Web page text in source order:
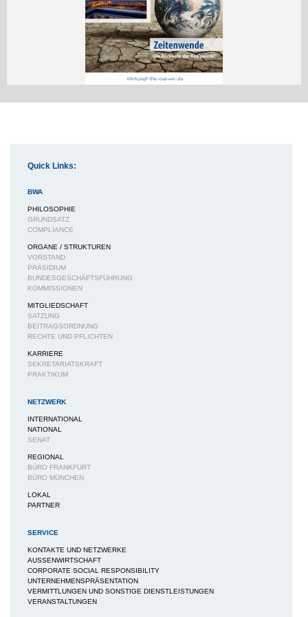
Quick Links:
BWA
PHILOSOPHIE
GRUNDSATZ
COMPLIANCE
ORGANE / STRUKTUREN
VORSTAND
PRÄSIDIUM
BUNDESGESCHÄFTSFÜHRUNG
KOMMISSIONEN
MITGLIEDSCHAFT
SATZUNG
BEITRAGSORDNUNG
RECHTE UND PFLICHTEN
KARRIERE
SEKRETARIATSKRAFT
PRAKTIKUM
NETZWERK
INTERNATIONAL
NATIONAL
SENAT
REGIONAL
BÜRO FRANKFURT
BÜRO MÜNCHEN
LOKAL
PARTNER
SERVICE
KONTAKTE UND NETZWERKE
AUSSENWIRTSCHAFT
CORPORATE SOCIAL RESPONSIBILITY
UNTERNEHMENSPRÄSENTATION
VERMITTLUNGEN UND SONSTIGE DIENSTLEISTUNGEN
VERANSTALTUNGEN